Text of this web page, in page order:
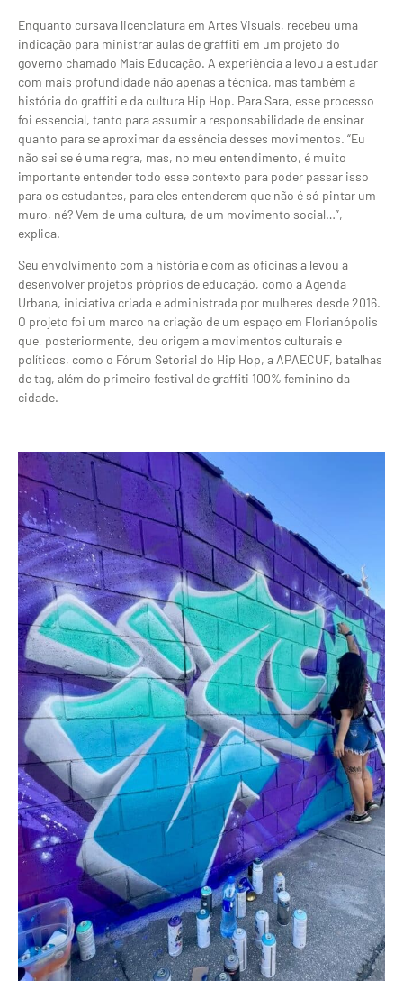
Enquanto cursava licenciatura em Artes Visuais, recebeu uma
indicação para ministrar aulas de graffiti em um projeto do
governo chamado Mais Educação. A experiência a levou a estudar
com mais profundidade não apenas a técnica, mas também a
história do graffiti e da cultura Hip Hop. Para Sara, esse processo
foi essencial, tanto para assumir a responsabilidade de ensinar
quanto para se aproximar da essência desses movimentos. “Eu
não sei se é uma regra, mas, no meu entendimento, é muito
importante entender todo esse contexto para poder passar isso
para os estudantes, para eles entenderem que não é só pintar um
muro, né? Vem de uma cultura, de um movimento social…”,
explica.
Seu envolvimento com a história e com as oficinas a levou a
desenvolver projetos próprios de educação, como a Agenda
Urbana, iniciativa criada e administrada por mulheres desde 2016.
O projeto foi um marco na criação de um espaço em Florianópolis
que, posteriormente, deu origem a movimentos culturais e
políticos, como o Fórum Setorial do Hip Hop, a APAECUF, batalhas
de tag, além do primeiro festival de graffiti 100% feminino da
cidade.